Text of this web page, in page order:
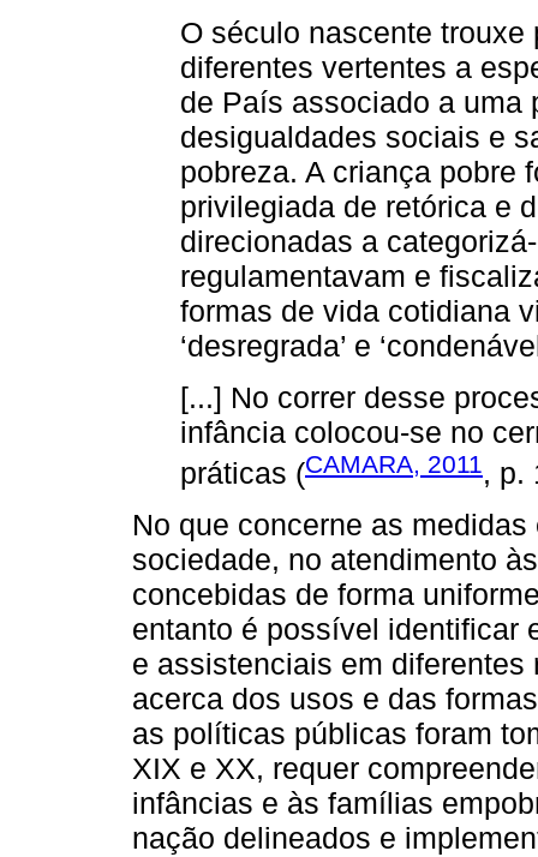
O século nascente
diferentes vertentes a
de País associado a uma
desigualdades sociais e
pobreza. A criança pobre
privilegiada de retórica e
direcionadas a
regulamentavam e
formas de vida cotidiana
‘desregrada’ e
[...] No correr desse
infância colocou-se no
práticas (CAMARA, 2011, p.
No que concerne as
sociedade, no atendimento
concebidas de forma
entanto é possível identificar
e assistenciais em
acerca dos usos e das
as políticas públicas foram
XIX e XX, requer
infâncias e às famílias
nação delineados e